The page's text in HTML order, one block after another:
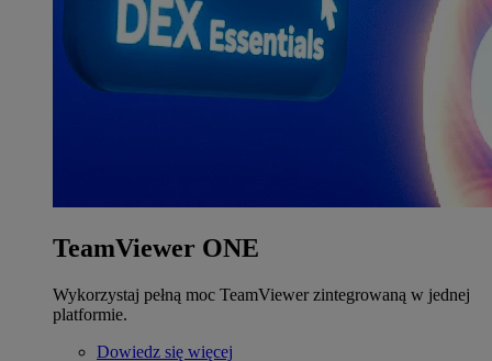
TeamViewer ONE
Wykorzystaj pełną moc TeamViewer zintegrowaną w jednej
platformie.
Dowiedz się więcej